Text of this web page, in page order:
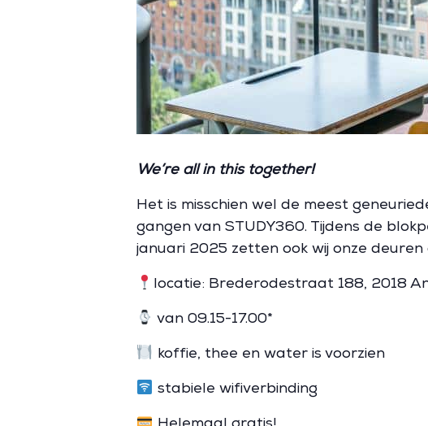
We’re all in this together!
Het is misschien wel de meest
gangen van STUDY360. Tijdens de
januari 2025 zetten ook wij onze
locatie: Brederodestraat 188, 2018
van 09.15-17.00*
koffie, thee en water is voorzien
stabiele wifiverbinding